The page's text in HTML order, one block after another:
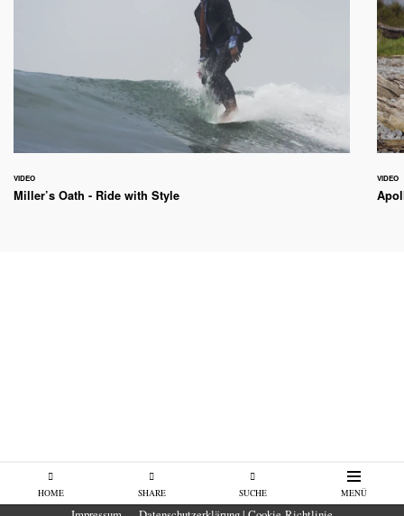
HOME SHARE SUCHE MENÜ
VIDEO
Miller’s Oath - Ride with Style
VIDEO